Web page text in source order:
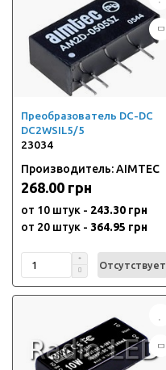
Преобразователь DC-DC
DC2WSIL5/5
23034
Производитель: AIMTEC
268.00 грн
от 10 штук - 243.30 грн
от 20 штук - 364.95 грн
Отсутствует